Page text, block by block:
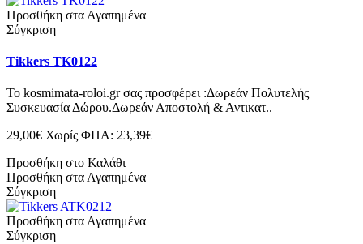
Προσθήκη στα Αγαπημένα
Σύγκριση
Tikkers TK0122
Το kosmimata-roloi.gr σας προσφέρει :Δωρεάν Πολυτελής
Συσκευασία Δώρου.Δωρεάν Αποστολή & Αντικατ..
29,00€ Χωρίς ΦΠΑ: 23,39€
Προσθήκη στο Καλάθι
Προσθήκη στα Αγαπημένα
Σύγκριση
Προσθήκη στα Αγαπημένα
Σύγκριση